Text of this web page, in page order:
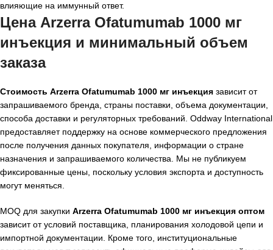
влияющие на иммунный ответ.
Цена Arzerra Ofatumumab 1000 мг
инъекция и минимальный объем
заказа
Стоимость Arzerra Ofatumumab 1000 мг инъекция зависит от
запрашиваемого бренда, страны поставки, объема документации,
способа доставки и регуляторных требований. Oddway International
предоставляет поддержку на основе коммерческого предложения
после получения данных покупателя, информации о стране
назначения и запрашиваемого количества. Мы не публикуем
фиксированные цены, поскольку условия экспорта и доступность
могут меняться.
MOQ для закупки Arzerra Ofatumumab 1000 мг инъекция оптом
зависит от условий поставщика, планирования холодовой цепи и
импортной документации. Кроме того, институциональные